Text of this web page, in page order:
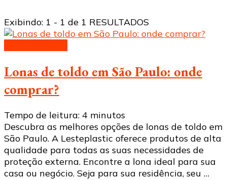
Exibindo: 1 - 1 de 1 RESULTADOS
Lonas de toldo em São Paulo: onde
comprar?
Tempo de leitura: 4 minutos
Descubra as melhores opções de lonas de toldo em
São Paulo. A Lesteplastic oferece produtos de alta
qualidade para todas as suas necessidades de
proteção externa. Encontre a lona ideal para sua
casa ou negócio. Seja para sua residência, seu …